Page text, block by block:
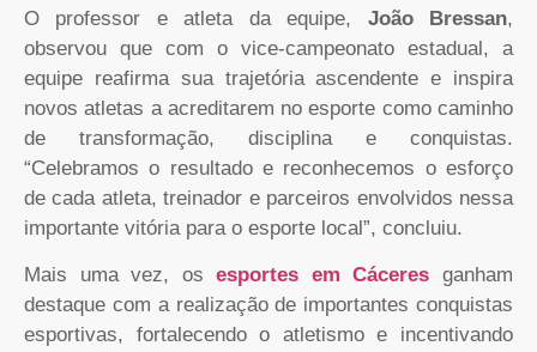
O professor e atleta da equipe, João Bressan,
observou que com o vice-campeonato estadual, a
equipe reafirma sua trajetória ascendente e inspira
novos atletas a acreditarem no esporte como caminho
de transformação, disciplina e conquistas.
“Celebramos o resultado e reconhecemos o esforço
de cada atleta, treinador e parceiros envolvidos nessa
importante vitória para o esporte local”, concluiu.
Mais uma vez, osesportes em Cáceres ganham
destaque com a realização de importantes conquistas
esportivas, fortalecendo o atletismo e incentivando